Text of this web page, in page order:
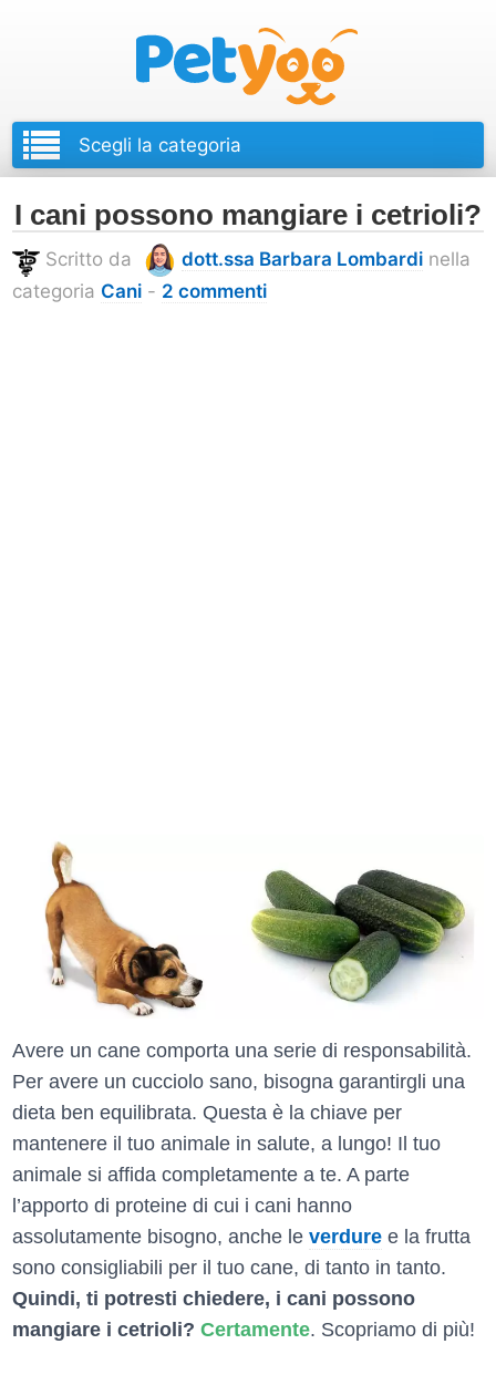
I cani possono mangiare i cetrioli?
Scritto da dott.ssa Barbara Lombardi nella
categoria Cani - 2 commenti
Avere un cane comporta una serie di responsabilità.
Per avere un cucciolo sano, bisogna garantirgli una
dieta ben equilibrata. Questa è la chiave per
mantenere il tuo animale in salute, a lungo! Il tuo
animale si affida completamente a te. A parte
l’apporto di proteine di cui i cani hanno
assolutamente bisogno, anche le verdure e la frutta
sono consigliabili per il tuo cane, di tanto in tanto.
Quindi, ti potresti chiedere, i cani possono
mangiare i cetrioli? Certamente. Scopriamo di più!